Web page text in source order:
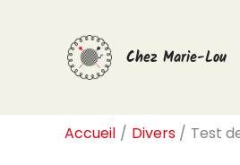
Chez Marie-Lou
Accueil Divers Test